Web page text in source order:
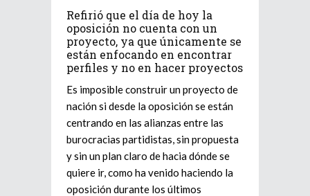
Refirió que el día de hoy la
oposición no cuenta con un
proyecto, ya que únicamente se
están enfocando en encontrar
perfiles y no en hacer proyectos
Es imposible construir un proyecto de
nación si desde la oposición se están
centrando en las alianzas entre las
burocracias partidistas, sin propuesta
y sin un plan claro de hacia dónde se
quiere ir, como ha venido haciendo la
oposición durante los últimos